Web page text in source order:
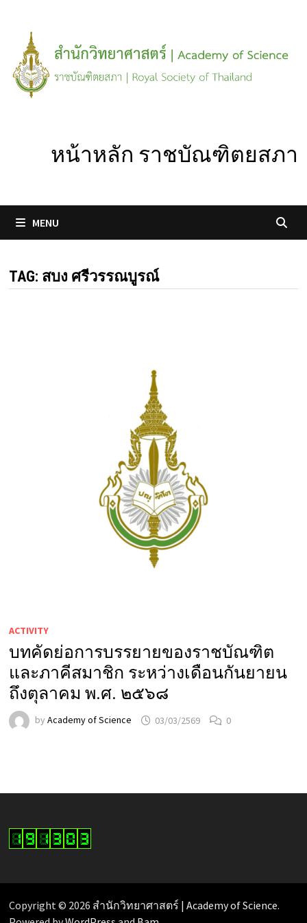
content
หน้าหลัก ราชบัณฑิตยสภา
MENU
TAG: สบง ศรีวรรณบูรณ์
ACTIVITY
บทคัดย่อการบรรยายของราชบัณฑิต
และภาคีสมาชิก ระหว่างเดือนกันยายน
ถึงตุลาคม พ.ศ. ๒๕๖๘
by Academy of Science 03/03/2569 0
Copyright © 2026 สำนักวิทยาศาสตร์ | Academy of Science.